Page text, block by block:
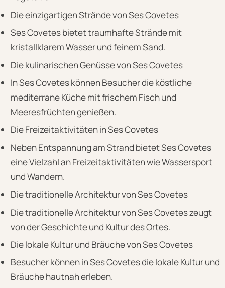
Die einzigartigen Strände von Ses Covetes
Ses Covetes bietet traumhafte Strände mit
kristallklarem Wasser und feinem Sand.
Die kulinarischen Genüsse von Ses Covetes
In Ses Covetes können Besucher die köstliche
mediterrane Küche mit frischem Fisch und
Meeresfrüchten genießen.
Die Freizeitaktivitäten in Ses Covetes
Neben Entspannung am Strand bietet Ses Covetes
eine Vielzahl an Freizeitaktivitäten wie Wassersport
und Wandern.
Die traditionelle Architektur von Ses Covetes
Die traditionelle Architektur von Ses Covetes zeugt
von der Geschichte und Kultur des Ortes.
Die lokale Kultur und Bräuche von Ses Covetes
Besucher können in Ses Covetes die lokale Kultur und
Bräuche hautnah erleben.